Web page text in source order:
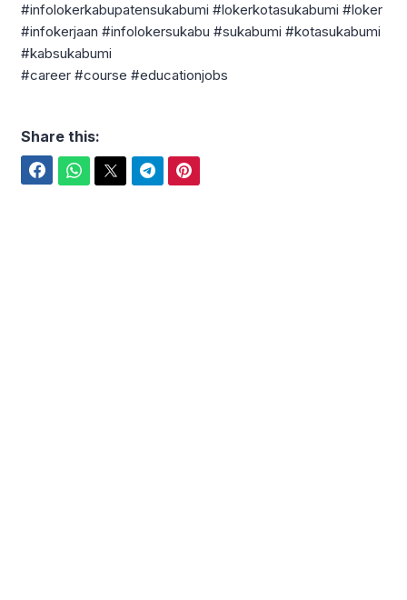
#infolokerkabupatensukabumi #lokerkotasukabumi #loker
#infokerjaan #infolokersukabu #sukabumi #kotasukabumi
#kabsukabumi
#career #course #educationjobs
Share this: